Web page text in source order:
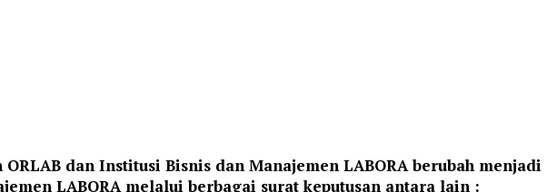
dan Institusi Bisnis dan Manajemen LABORA berubah menjadi
LABORA melalui berbagai surat keputusan antara lain :